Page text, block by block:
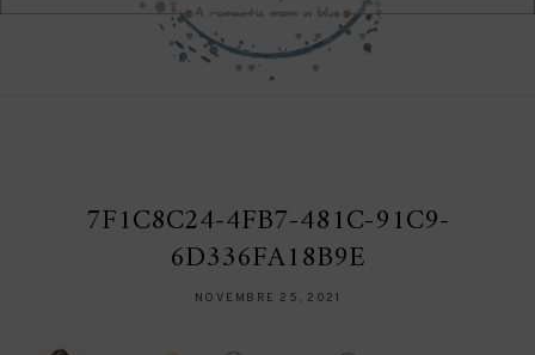
7F1C8C24-4FB7-481C-91C9-
6D336FA18B9E
NOVEMBRE 25, 2021